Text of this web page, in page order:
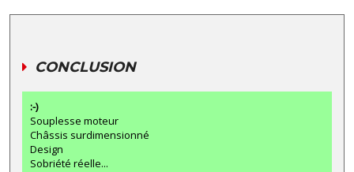
CONCLUSION
:-)
Souplesse moteur
Châssis surdimensionné
Design
Sobriété réelle...